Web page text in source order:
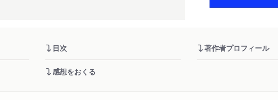
目次 著作者プロフィール
感想をおくる